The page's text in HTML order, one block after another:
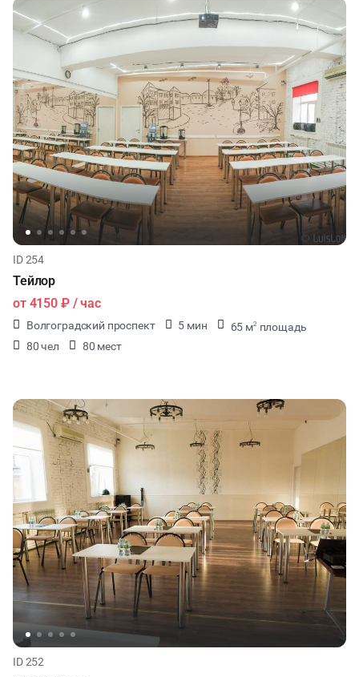
ID 254
Тейлор
от 4150 ₽/ час
Волгоградский проспект 5 мин 65 м2 площадь
80 чел
80 мест
ID 252